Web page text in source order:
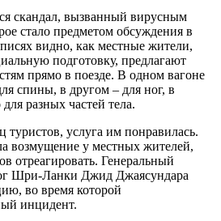
скандал, вызванный вирусным
стало предметом обсуждения в
видно, как местные жители,
подготовку, предлагают
прямо в поезде. В одном вагоне
спины, в другом – для ног, в
разных частей тела.
услуга им понравилась.
возмущение у местных жителей,
отреагировать. Генеральный
Шри-Ланки Джид Джаясундара
во время которой
инцидент.